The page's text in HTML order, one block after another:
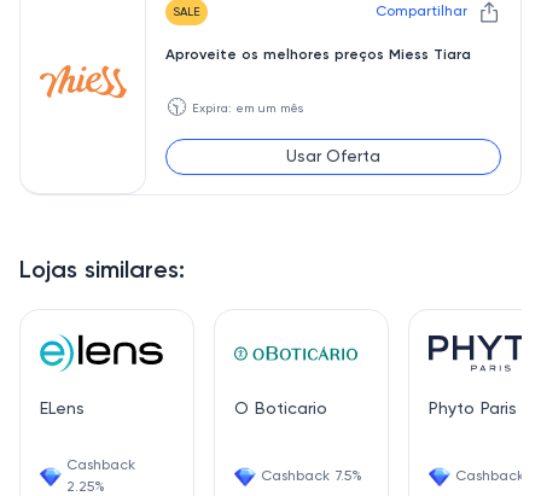
Lojas similares:
ELens
Cashback
2.25%
O Boticario
Cashback 7.5%
Phyto Paris
Cashback
SALE Compartilhar
Aproveite os melhores preços Miess Tiara
🕥 Expira: em um mês
Usar Oferta